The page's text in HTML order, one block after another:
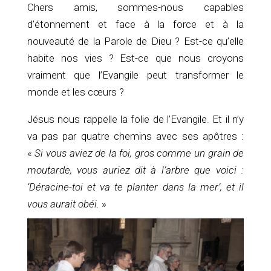
Chers amis, sommes-nous capables
d’étonnement et face à la force et à la
nouveauté de la Parole de Dieu ? Est-ce qu’elle
habite nos vies ? Est-ce que nous croyons
vraiment que l’Evangile peut transformer le
monde et les cœurs ?
Jésus nous rappelle la folie de l’Evangile. Et il n’y
va pas par quatre chemins avec ses apôtres :
«Si vous aviez de la foi, gros comme un grain de
moutarde, vous auriez dit à l’arbre que voici :
‘Déracine-toi et va te planter dans la mer’, et il
vous aurait obéi. »